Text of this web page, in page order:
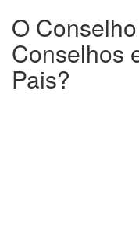
O
Conselhos
Pais?